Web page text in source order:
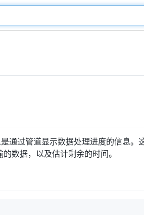
过管道显示数据处理进度的信息。
数据，以及估计剩余的时间。